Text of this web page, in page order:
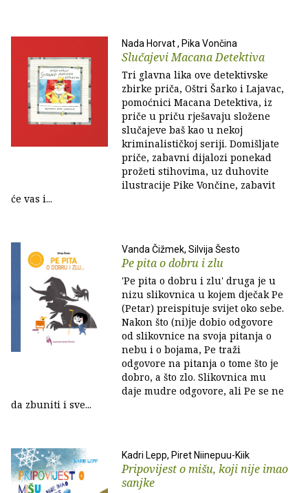
Nada Horvat , Pika Vončina
Slučajevi Macana Detektiva
Tri glavna lika ove detektivske
zbirke priča, Oštri Šarko i Lajavac,
pomoćnici Macana Detektiva, iz
priče u priču rješavaju složene
slučajeve baš kao u nekoj
kriminalističkoj seriji. Domišljate
priče, zabavni dijalozi ponekad
prožeti stihovima, uz duhovite
ilustracije Pike Vončine, zabavit
će vas i...
Vanda Čižmek, Silvija Šesto
Pe pita o dobru i zlu
'Pe pita o dobru i zlu' druga je u
nizu slikovnica u kojem dječak Pe
(Petar) preispituje svijet oko sebe.
Nakon što (ni)je dobio odgovore
od slikovnice na svoja pitanja o
nebu i o bojama, Pe traži
odgovore na pitanja o tome što je
dobro, a što zlo. Slikovnica mu
daje mudre odgovore, ali Pe se ne
da zbuniti i sve...
Kadri Lepp, Piret Niinepuu-Kiik
Pripovijest o mišu, koji nije imao
sanjke